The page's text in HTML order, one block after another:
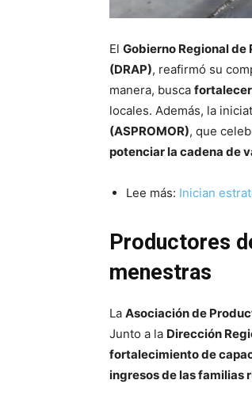
El Gobierno Regional de
(DRAP), reafirmó su
manera, busca
locales. Además, la
(ASPROMOR), que
potenciar la cadena de
Lee más: Inician
Productores
menestras
La Asociación de
Junto a la Dirección
fortalecimiento de
ingresos de las familias